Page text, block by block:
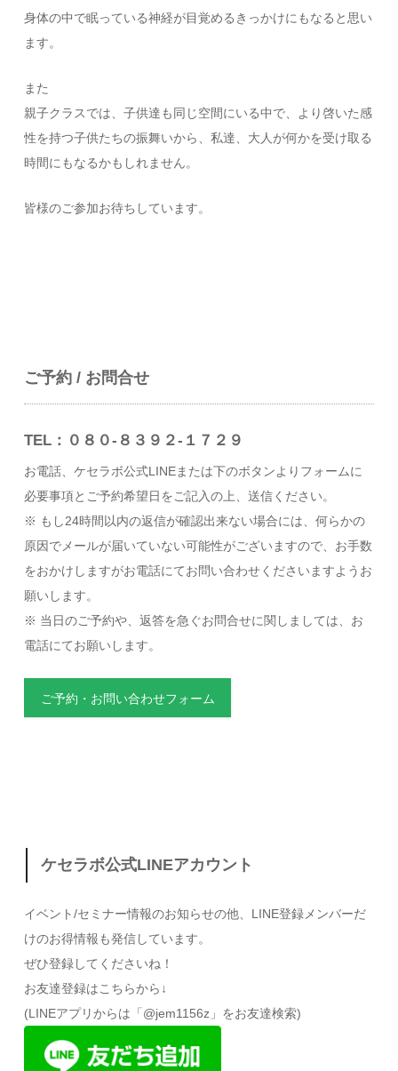
身体の中で眠っている神経が目覚めるきっかけにもなると思い
ます。
また
親子クラスでは、子供達も同じ空間にいる中で、より啓いた感
性を持つ子供たちの振舞いから、私達、大人が何かを受け取る
時間にもなるかもしれません。
皆様のご参加お待ちしています。
ご予約 / お問合せ
TEL：０８０-８３９２-１７２９
お電話、ケセラボ公式LINEまたは下のボタンよりフォームに
必要事項とご予約希望日をご記入の上、送信ください。
※ もし24時間以内の返信が確認出来ない場合には、何らかの
原因でメールが届いていない可能性がございますので、お手数
をおかけしますがお電話にてお問い合わせくださいますようお
願いします。
※ 当日のご予約や、返答を急ぐお問合せに関しましては、お
電話にてお願いします。
ご予約・お問い合わせフォーム
ケセラボ公式LINEアカウント
イベント/セミナー情報のお知らせの他、LINE登録メンバーだ
けのお得情報も発信しています。
ぜひ登録してくださいね！
お友達登録はこちらから↓
(LINEアプリからは「@jem1156z」をお友達検索)